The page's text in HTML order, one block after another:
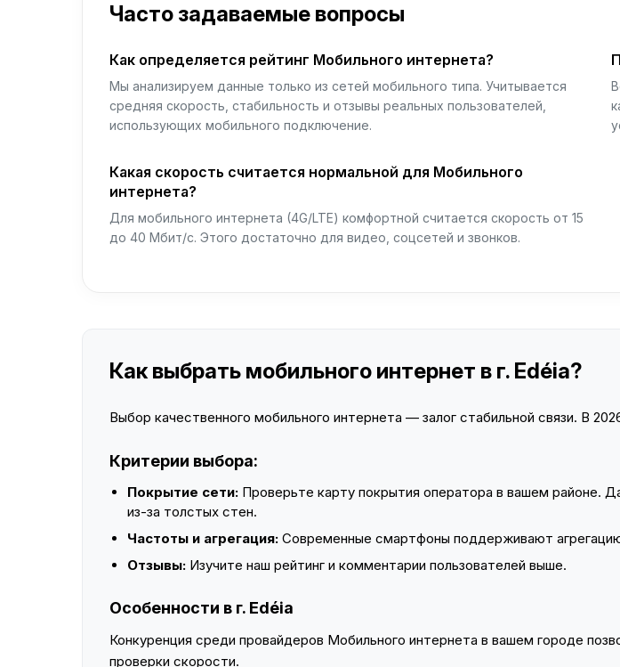
Часто задаваемые вопросы
Как определяется рейтинг Мобильного интернета?
Мы анализируем данные только из сетей мобильного типа. Учитывается
средняя скорость, стабильность и отзывы реальных пользователей,
использующих мобильного подключение.
Какая скорость считается нормальной для Мобильного
интернета?
Для мобильного интернета (4G/LTE) комфортной считается скорость от 15
до 40 Мбит/с. Этого достаточно для видео, соцсетей и звонков.
Как выбрать мобильного интернет в г. Edéia?
Выбор качественного мобильного интернета — залог стабильной связи. В
Критерии выбора:
Покрытие сети: Проверьте карту покрытия оператора в вашем районе.
из-за толстых стен.
Частоты и агрегация: Современные смартфоны поддерживают
Отзывы: Изучите наш рейтинг и комментарии пользователей выше.
Особенности в г. Edéia
Конкуренция среди провайдеров Мобильного интернета в вашем городе
проверки скорости.